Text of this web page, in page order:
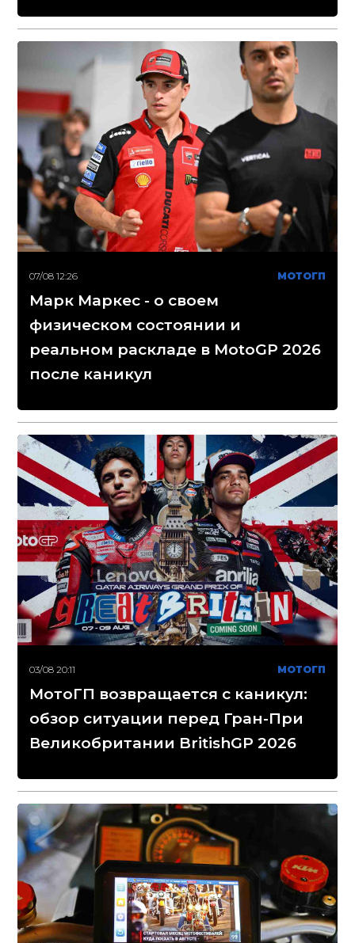
07/08 12:26 МОТОГП
Марк Маркес - о своем
физическом состоянии и
реальном раскладе в MotoGP 2026
после каникул
03/08 20:11 МОТОГП
МотоГП возвращается с каникул:
обзор ситуации перед Гран-При
Великобритании BritishGP 2026